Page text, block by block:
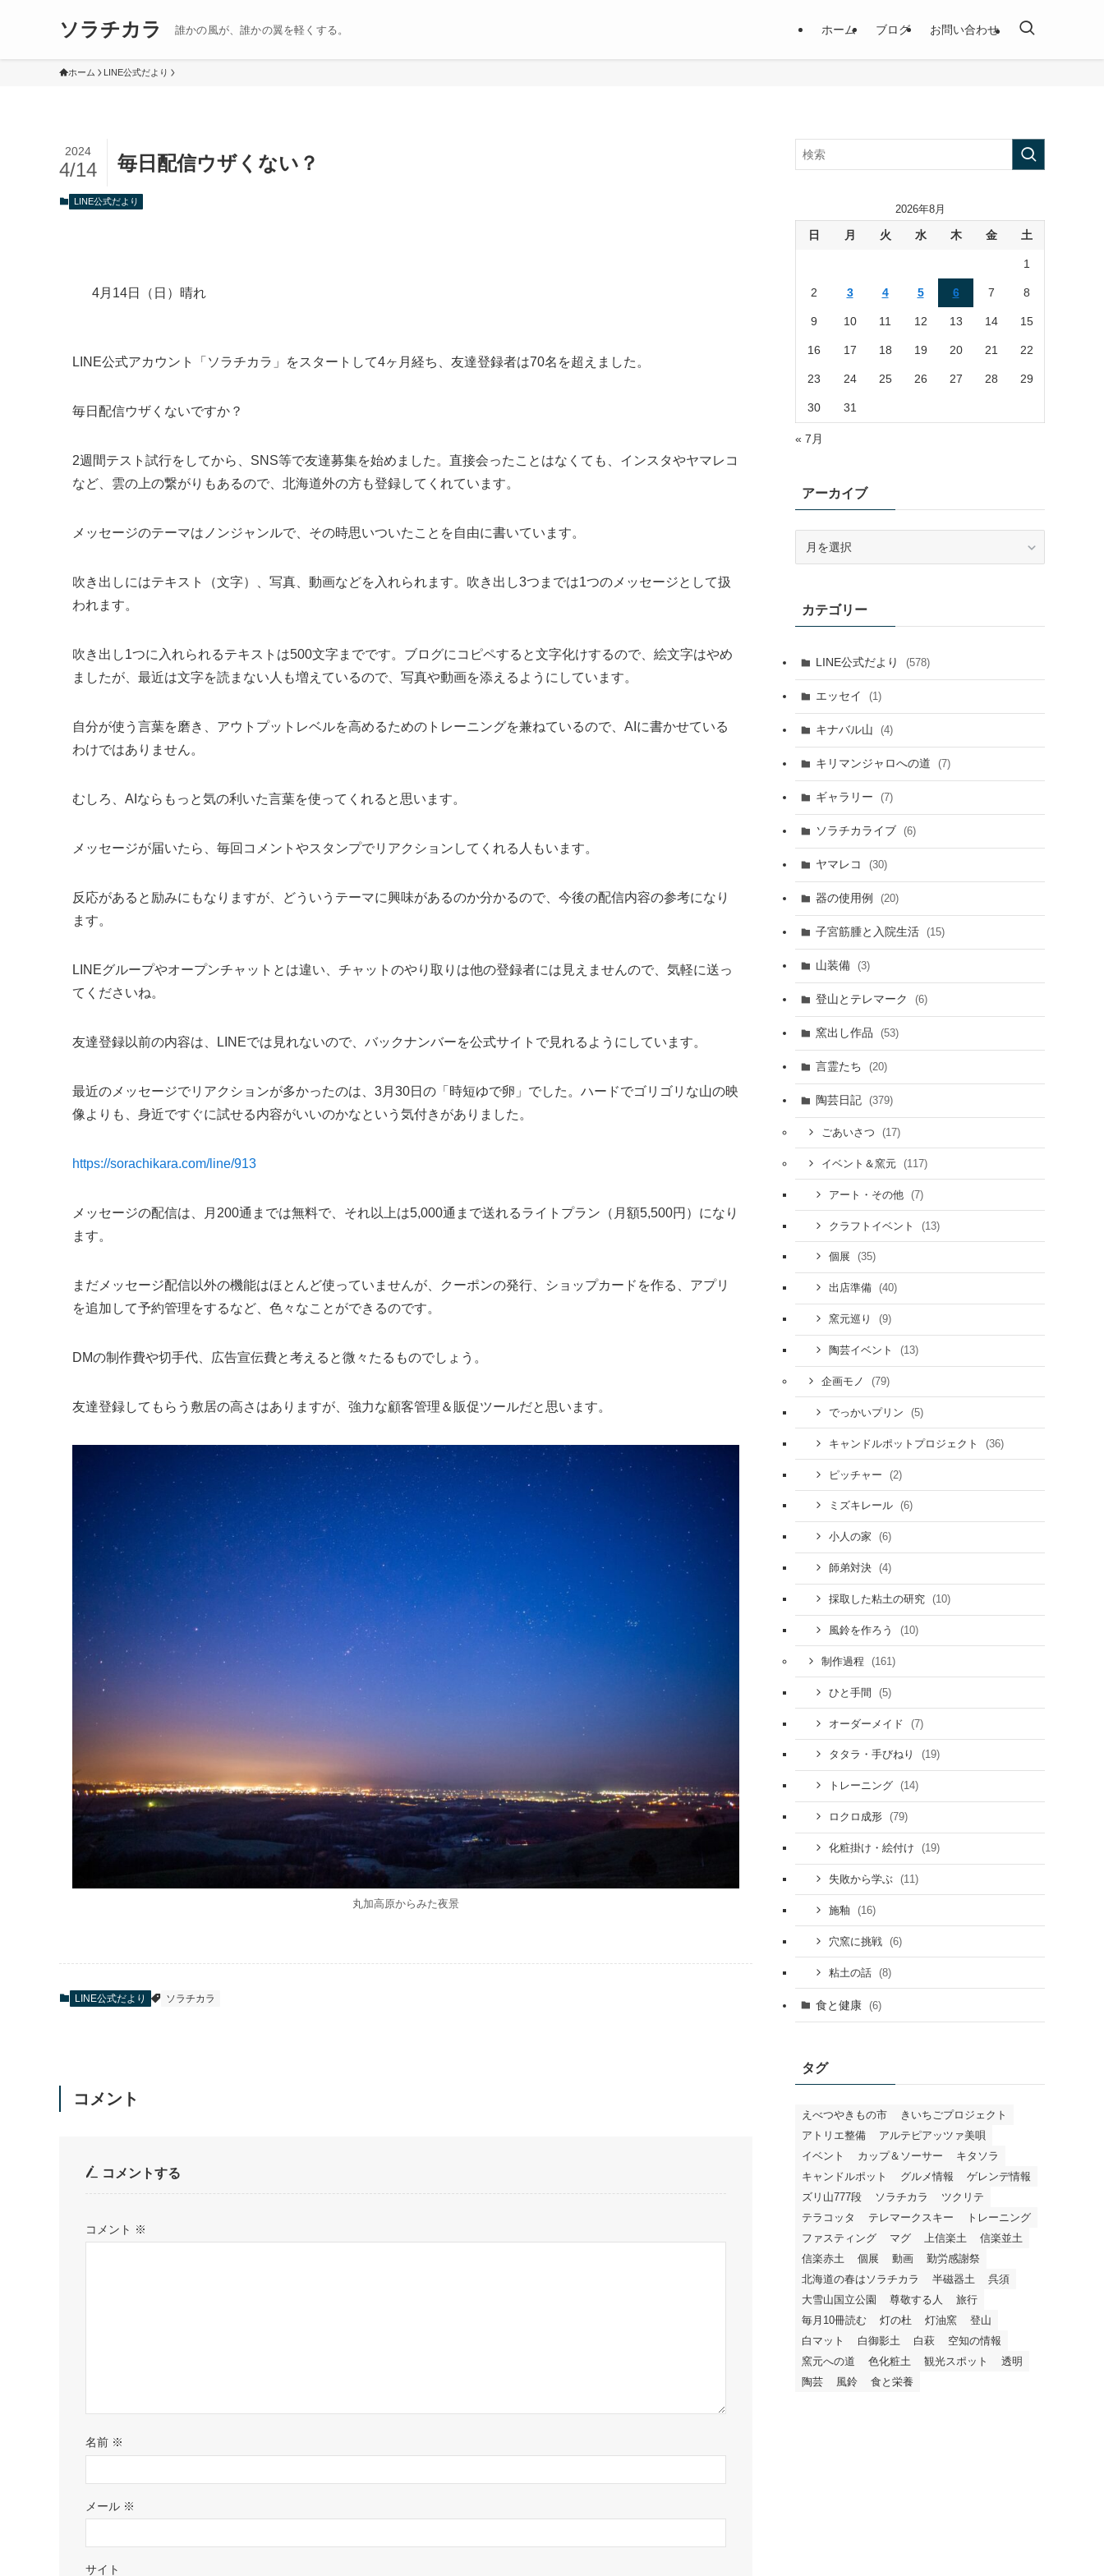
ソラチカラ 誰かの風が、誰かの翼を軽くする。 ホーム ブログ お問い合わせ
ホーム LINE公式だより
毎日配信ウザくない？
2024
4/14
LINE公式だより
4月14日（日）晴れ
LINE公式アカウント「ソラチカラ」をスタートして4ヶ月経ち、友達登録者は70名を超えました。
毎日配信ウザくないですか？
2週間テスト試行をしてから、SNS等で友達募集を始めました。直接会ったことはなくても、インスタやヤマレコ
など、雲の上の繋がりもあるので、北海道外の方も登録してくれています。
メッセージのテーマはノンジャンルで、その時思いついたことを自由に書いています。
吹き出しにはテキスト（文字）、写真、動画などを入れられます。吹き出し3つまでは1つのメッセージとして扱
われます。
吹き出し1つに入れられるテキストは500文字までです。ブログにコピペすると文字化けするので、絵文字はやめ
ましたが、最近は文字を読まない人も増えているので、写真や動画を添えるようにしています。
自分が使う言葉を磨き、アウトプットレベルを高めるためのトレーニングを兼ねているので、AIに書かせている
わけではありません。
むしろ、AIならもっと気の利いた言葉を使ってくれると思います。
メッセージが届いたら、毎回コメントやスタンプでリアクションしてくれる人もいます。
反応があると励みにもなりますが、どういうテーマに興味があるのか分かるので、今後の配信内容の参考になり
ます。
LINEグループやオープンチャットとは違い、チャットのやり取りは他の登録者には見えませんので、気軽に送っ
てくださいね。
友達登録以前の内容は、LINEでは見れないので、バックナンバーを公式サイトで見れるようにしています。
最近のメッセージでリアクションが多かったのは、3月30日の「時短ゆで卵」でした。ハードでゴリゴリな山の映
像よりも、身近ですぐに試せる内容がいいのかなという気付きがありました。
https://sorachikara.com/line/913
メッセージの配信は、月200通までは無料で、それ以上は5,000通まで送れるライトプラン（月額5,500円）になり
ます。
まだメッセージ配信以外の機能はほとんど使っていませんが、クーポンの発行、ショップカードを作る、アプリ
を追加して予約管理をするなど、色々なことができるのです。
DMの制作費や切手代、広告宣伝費と考えると微々たるものでしょう。
友達登録してもらう敷居の高さはありますが、強力な顧客管理＆販促ツールだと思います。
丸加高原からみた夜景
LINE公式だより ソラチカラ
コメント
コメントする
コメント ※
名前 ※
メール ※
サイト
2026年8月
日 月 火 水 木 金 土
1
2 3 4 5 6 7 8
9 10 11 12 13 14 15
16 17 18 19 20 21 22
23 24 25 26 27 28 29
30 31
« 7月
アーカイブ
ブカテゴリー
LINE公式だより (578)
エッセイ (1)
キナバル山 (4)
キリマンジャロへの道 (7)
ギャラリー (7)
ソラチカライブ (6)
ヤマレコ (30)
器の使用例 (20)
子宮筋腫と入院生活 (15)
山装備 (3)
登山とテレマーク (6)
窯出し作品 (53)
言霊たち (20)
陶芸日記 (379)
ごあいさつ (17)
イベント＆窯元 (117)
アート・その他 (7)
クラフトイベント (13)
個展 (35)
出店準備 (40)
窯元巡り (9)
陶芸イベント (13)
企画モノ (79)
でっかいプリン (5)
キャンドルポットプロジェクト (36)
ピッチャー (2)
ミズキレール (6)
小人の家 (6)
師弟対決 (4)
採取した粘土の研究 (10)
風鈴を作ろう (10)
制作過程 (161)
ひと手間 (5)
オーダーメイド (7)
タタラ・手びねり (19)
トレーニング (14)
ロクロ成形 (79)
化粧掛け・絵付け (19)
失敗から学ぶ (11)
施釉 (16)
穴窯に挑戦 (6)
粘土の話 (8)
食と健康 (6)
タグ
えべつやきもの市
きいちごプロジェクト
アトリエ整備
アルテピアッツァ美唄
イベント
カップ＆ソーサー
キタソラ
キャンドルポット
グルメ情報
ゲレンデ情報
ズリ山777段
ソラチカラ
ツクリテ
テラコッタ
テレマークスキー
トレーニング
ファスティング
マグ 上信楽土
信楽並土
信楽赤土
個展 動画
勤労感謝祭
北海道の春はソラチカラ
半磁器土
呉須
大雪山国立公園
尊敬する人
旅行
毎月10冊読む
灯の杜 灯油窯
登山
白マット
白御影土 白萩
空知の情報
窯元への道
色化粧土 観光スポット
透明
陶芸
風鈴 食と栄養